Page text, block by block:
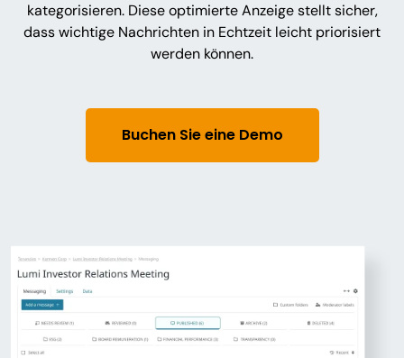
kategorisieren. Diese optimierte Anzeige stellt sicher,
dass wichtige Nachrichten in Echtzeit leicht priorisiert
werden können.
Buchen Sie eine Demo